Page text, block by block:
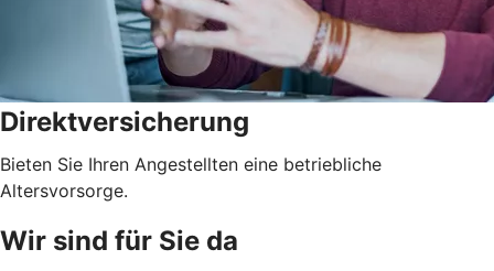
Direktversicherung
Bieten Sie Ihren Angestellten eine betriebliche
Altersvorsorge.
Wir sind für Sie da